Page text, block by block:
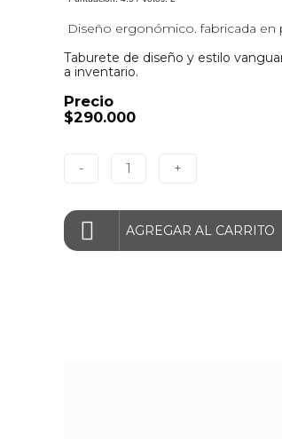
Diseño ergonómico. fabricada
Taburete de diseño y estilo
a inventario.
Precio
$290.000
- 1 +
AGREGAR AL CARRITO